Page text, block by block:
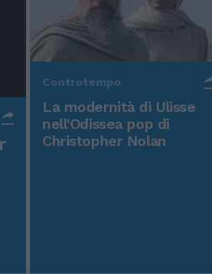
Controtempo
La modernità di Ulisse
nell'Odissea pop di
Christopher Nolan